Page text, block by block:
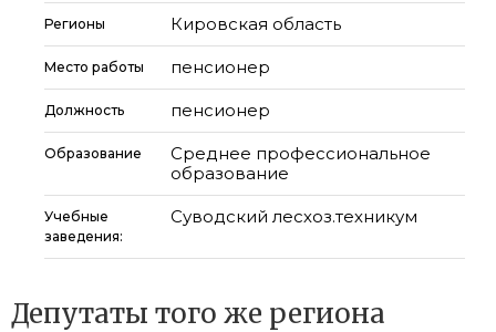
Регионы Кировская область
Место работы пенсионер
Должность пенсионер
Образование
Среднее профессиональное
образование
Учебные
заведения:
Суводский лесхоз.техникум
Депутаты того же региона